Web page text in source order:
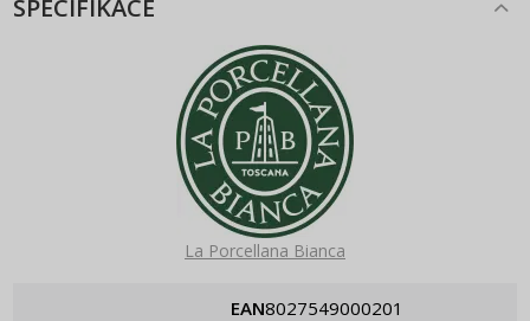
SPECIFIKACE
La Porcellana Bianca
EAN 8027549000201